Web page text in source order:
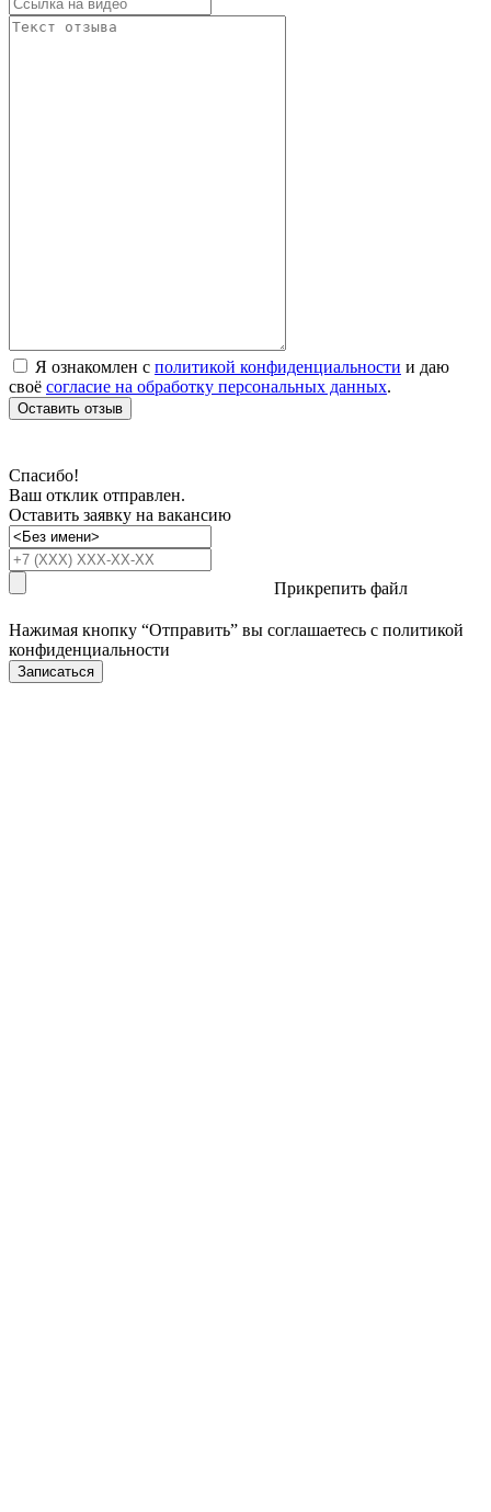
Я ознакомлен с политикой конфиденциальности и даю
своё согласие на обработку персональных данных.
Оставить отзыв
Спасибо!
Ваш отклик отправлен.
Оставить заявку на вакансию
Прикрепить файл
Нажимая кнопку “Отправить” вы соглашаетесь с политикой
конфиденциальности
Записаться